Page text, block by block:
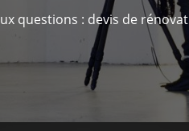
questions : devis de